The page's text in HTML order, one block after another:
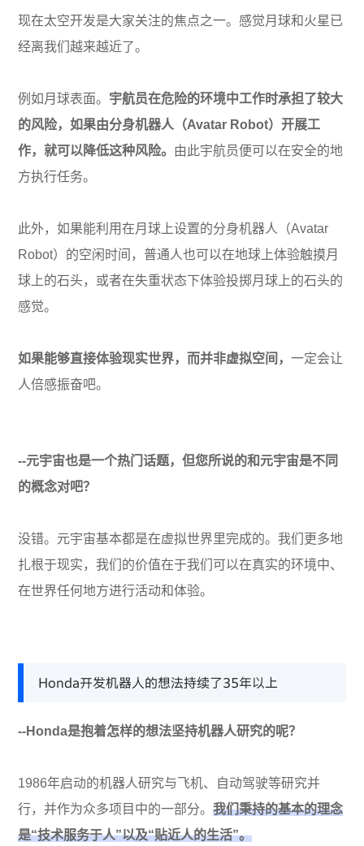
现在太空开发是大家关注的焦点之一。感觉月球和火星已
经离我们越来越近了。
例如月球表面。 宇航员在危险的环境中工作时承担了较大
的风险，如果由分身机器人（Avatar Robot）开展工
作，就可以降低这种风险。 由此宇航员便可以在安全的地
方执行任务。
此外，如果能利用在月球上设置的分身机器人（Avatar
Robot）的空闲时间，普通人也可以在地球上体验触摸月
球上的石头，或者在失重状态下体验投掷月球上的石头的
感觉。
如果能够直接体验现实世界，而并非虚拟空间，一定会让
人倍感振奋吧。
--元宇宙也是一个热门话题，但您所说的和元宇宙是不同
的概念对吧？
没错。元宇宙基本都是在虚拟世界里完成的。我们更多地
扎根于现实，我们的价值在于我们可以在真实的环境中、
在世界任何地方进行活动和体验。
Honda开发机器人的想法持续了35年以上
--Honda是抱着怎样的想法坚持机器人研究的呢？
1986年启动的机器人研究与飞机、自动驾驶等研究并
行，并作为众多项目中的一部分。我们秉持的基本的理念
是“技术服务于人”以及“贴近人的生活”。